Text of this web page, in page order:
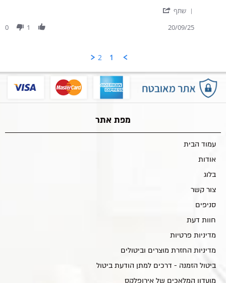
שתף
20/09/25
1
0
1
2
מפת אתר
עמוד הבית
אודות
בלוג
צור קשר
סניפים
חוות דעת
מדיניות פרטיות
מדיניות החזרת מוצרים וביטולים
ביטול הזמנה - דרכים למתן הודעת ביטול
מועדון המלאכים של אירופלקס